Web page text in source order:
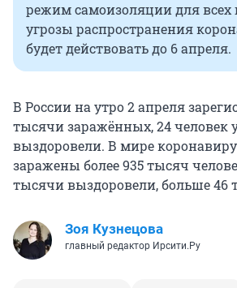
режим самоизоляции для всех
угрозы распространения
будет действовать до 6 апреля.
В России на утро 2 апреля
тысячи заражённых, 24 человек
выздоровели. В мире
заражены более 935 тысяч
тысячи выздоровели, больше 46
Зоя Кузнецова
главный редактор Ирсити.Ру